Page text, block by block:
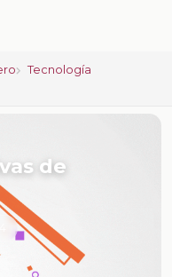
Tecnología
de